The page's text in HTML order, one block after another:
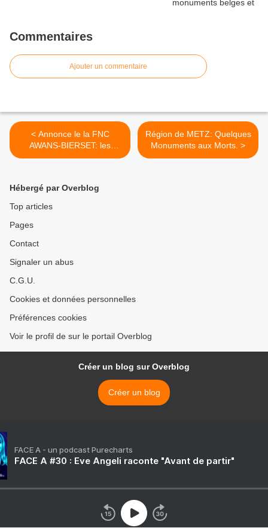
Commentaires
Ajouter un commentaire
< Annonce le la FNC
AWANS-BIERSET: les
nouvelles cartes de
Région de METZ: Quelques
Monuments aux Morts. >
Hébergé par Overblog
Top articles
Pages
Contact
Signaler un abus
C.G.U.
Cookies et données personnelles
Préférences cookies
Voir le profil de sur le portail Overblog
Créer un blog sur Overblog
Créer un blog
FACE A - un podcast Purecharts
FACE A #30 : Eve Angeli raconte "Avant de partir"